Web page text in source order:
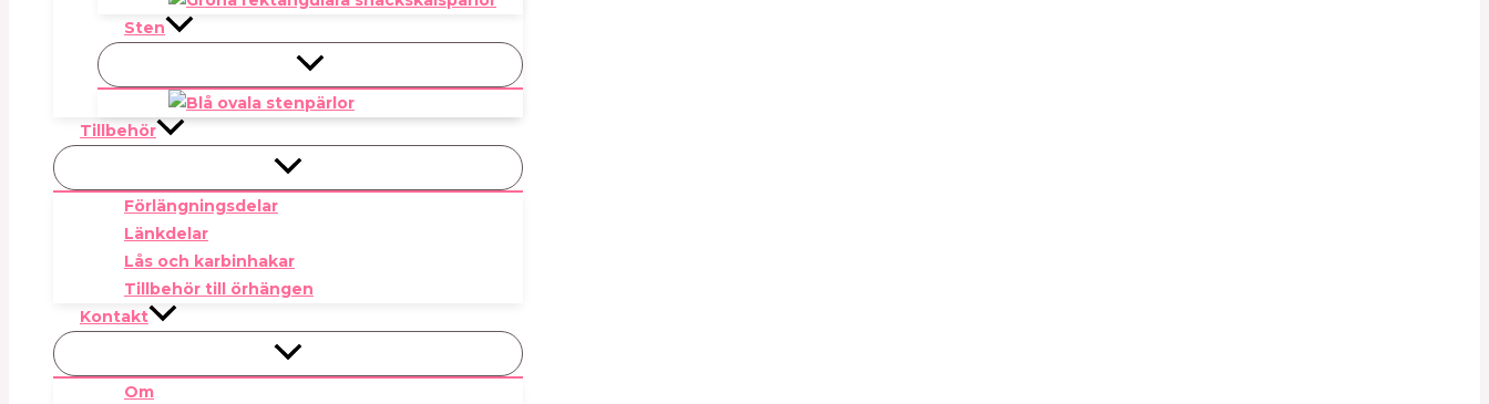
Sten
Tillbehör
Förlängningsdelar
Länkdelar
Lås och karbinhakar
Tillbehör till örhängen
Kontakt
Om